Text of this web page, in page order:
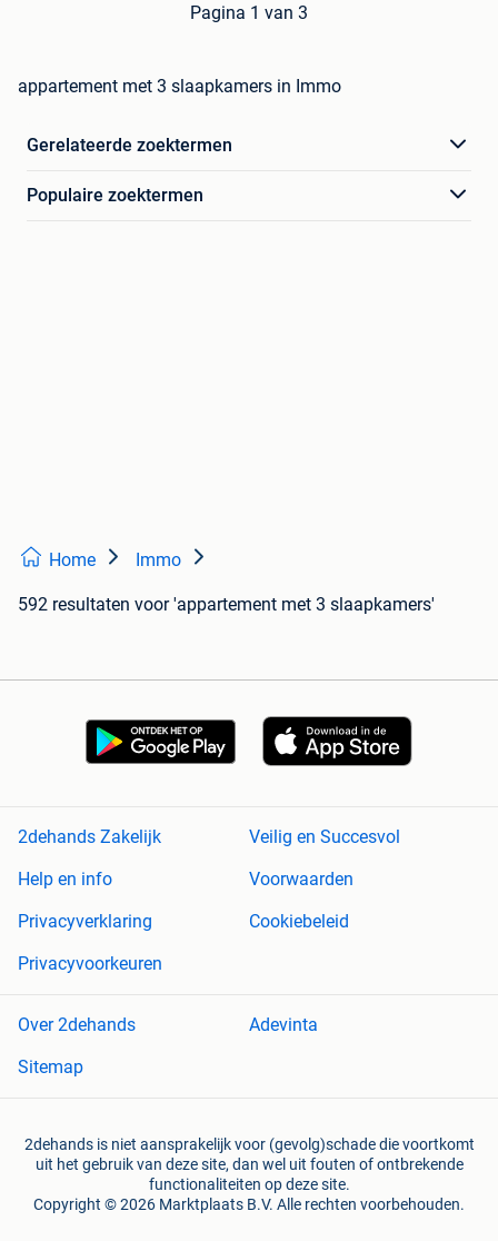
Pagina 1 van 3
appartement met 3 slaapkamers in Immo
Gerelateerde zoektermen
Populaire zoektermen
Home Immo
592 resultaten voor 'appartement met 3 slaapkamers'
2dehands Zakelijk
Veilig en Succesvol
Help en info
Voorwaarden
Privacyverklaring
Cookiebeleid
Privacyvoorkeuren
Over 2dehands
Adevinta
Sitemap
2dehands is niet aansprakelijk voor (gevolg)schade die voortkomt
uit het gebruik van deze site, dan wel uit fouten of ontbrekende
functionaliteiten op deze site.
Copyright © 2026 Marktplaats B.V. Alle rechten voorbehouden.